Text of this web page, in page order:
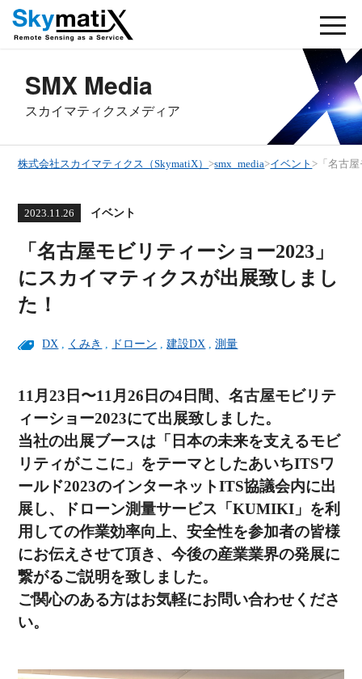
SMX Media
スカイマティクスメディア
株式会社スカイマティクス（SkymatiX）>smx_media>イベント> 「名古
2023.11.26 イベント
「名古屋モビリティーショー2023」
にスカイマティクスが出展致しまし
た！
DX , くみき , ドローン ,建設DX ,測量
11月23日〜11月26日の4日間、名古屋モビリテ
ィーショー2023にて出展致しました。
当社の出展ブースは「日本の未来を支えるモビ
リティがここに」をテーマとしたあいちITSワ
ールド2023のインターネットITS協議会内に出
展し、ドローン測量サービス「KUMIKI」を利
用しての作業効率向上、安全性を参加者の皆様
にお伝えさせて頂き、今後の産業業界の発展に
繋がるご説明を致しました。
ご関心のある方はお気軽にお問い合わせくださ
い。